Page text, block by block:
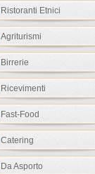
Ristoranti Etnici
Agriturismi
Birrerie
Ricevimenti
Fast-Food
Catering
Da Asporto